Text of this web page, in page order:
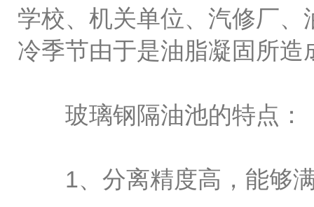
学校、机关单位、汽修厂
冷季节由于是油脂凝固所
玻璃钢隔油池的特点：
1、分离精度高，能够满